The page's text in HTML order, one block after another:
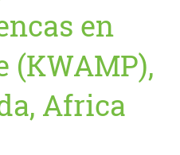
en
(KWAMP),
Africa